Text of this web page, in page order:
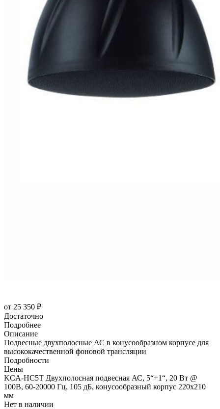
от 25 350 ₽
Достаточно
Подробнее
Описание
Подвесные двухполосные АС в конусообразном корпусе для
высококачественной фоновой трансляции
Подробности
Цены
KCA-HC5T Двухполосная подвесная АС, 5“+1“, 20 Вт @
100В, 60-20000 Гц, 105 дБ, конусообразный корпус 220х210
мм
Нет в наличии